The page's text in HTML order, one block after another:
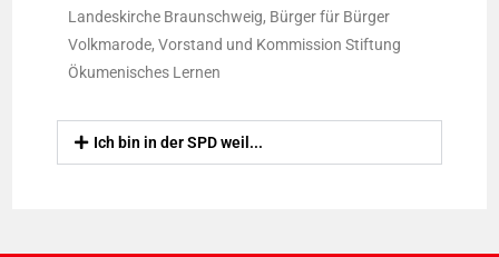
Landeskirche Braunschweig, Bürger für Bürger
Volkmarode, Vorstand und Kommission Stiftung
Ökumenisches Lernen
Ich bin in der SPD weil...